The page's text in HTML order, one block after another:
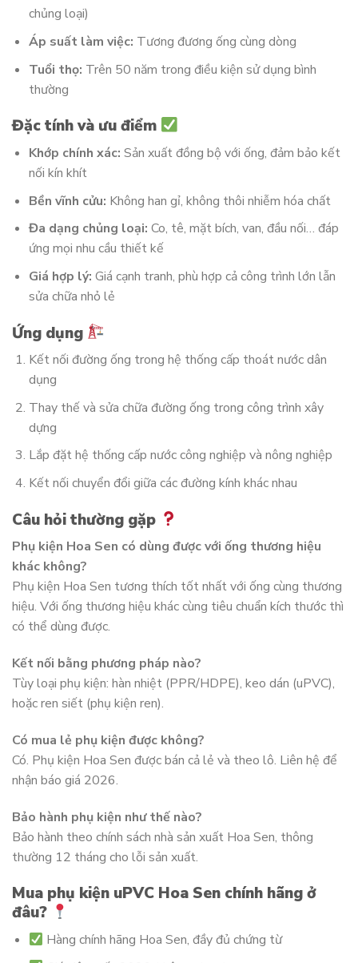
chủng loại)
Áp suất làm việc: Tương đương ống cùng dòng
Tuổi thọ: Trên 50 năm trong điều kiện sử dụng bình
thường
Đặc tính và ưu điểm
Khớp chính xác: Sản xuất đồng bộ với ống, đảm bảo kết
nối kín khít
Bền vĩnh cửu: Không han gỉ, không thôi nhiễm hóa chất
Đa dạng chủng loại: Co, tê, mặt bích, van, đầu nối… đáp
ứng mọi nhu cầu thiết kế
Giá hợp lý: Giá cạnh tranh, phù hợp cả công trình lớn lẫn
sửa chữa nhỏ lẻ
Ứng dụng
Kết nối đường ống trong hệ thống cấp thoát nước dân
dụng
Thay thế và sửa chữa đường ống trong công trình xây
dựng
Lắp đặt hệ thống cấp nước công nghiệp và nông nghiệp
Kết nối chuyển đổi giữa các đường kính khác nhau
Câu hỏi thường gặp
Phụ kiện Hoa Sen có dùng được với ống thương hiệu
khác không?
Phụ kiện Hoa Sen tương thích tốt nhất với ống cùng thương
hiệu. Với ống thương hiệu khác cùng tiêu chuẩn kích thước thì
có thể dùng được.
Kết nối bằng phương pháp nào?
Tùy loại phụ kiện: hàn nhiệt (PPR/HDPE), keo dán (uPVC),
hoặc ren siết (phụ kiện ren).
Có mua lẻ phụ kiện được không?
Có. Phụ kiện Hoa Sen được bán cả lẻ và theo lô. Liên hệ để
nhận báo giá 2026.
Bảo hành phụ kiện như thế nào?
Bảo hành theo chính sách nhà sản xuất Hoa Sen, thông
thường 12 tháng cho lỗi sản xuất.
Mua phụ kiện uPVC Hoa Sen chính hãng ở
đâu?
Hàng chính hãng Hoa Sen, đầy đủ chứng từ